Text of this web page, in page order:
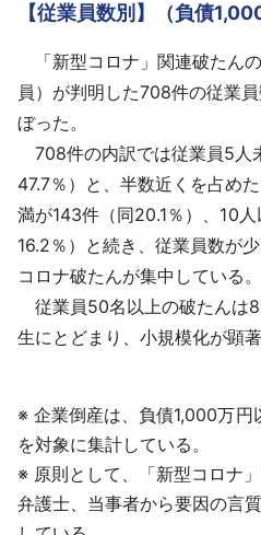
【従業員数別】（負債
「新型コロナ」関連破たん
員）が判明した708件の従業
ぼった。
708件の内訳では従業員5人
47.7％）と、半数近くを占め
満が143件（同20.1％）、10
16.2％）と続き、従業員数が
コロナ破たんが集中している。
従業員50名以上の破たんは
生にとどまり、小規模化が顕
※ 企業倒産は、負債1,000万円
を対象に集計している。
※ 原則として、「新型コロナ
弁護士、当事者から要因の言